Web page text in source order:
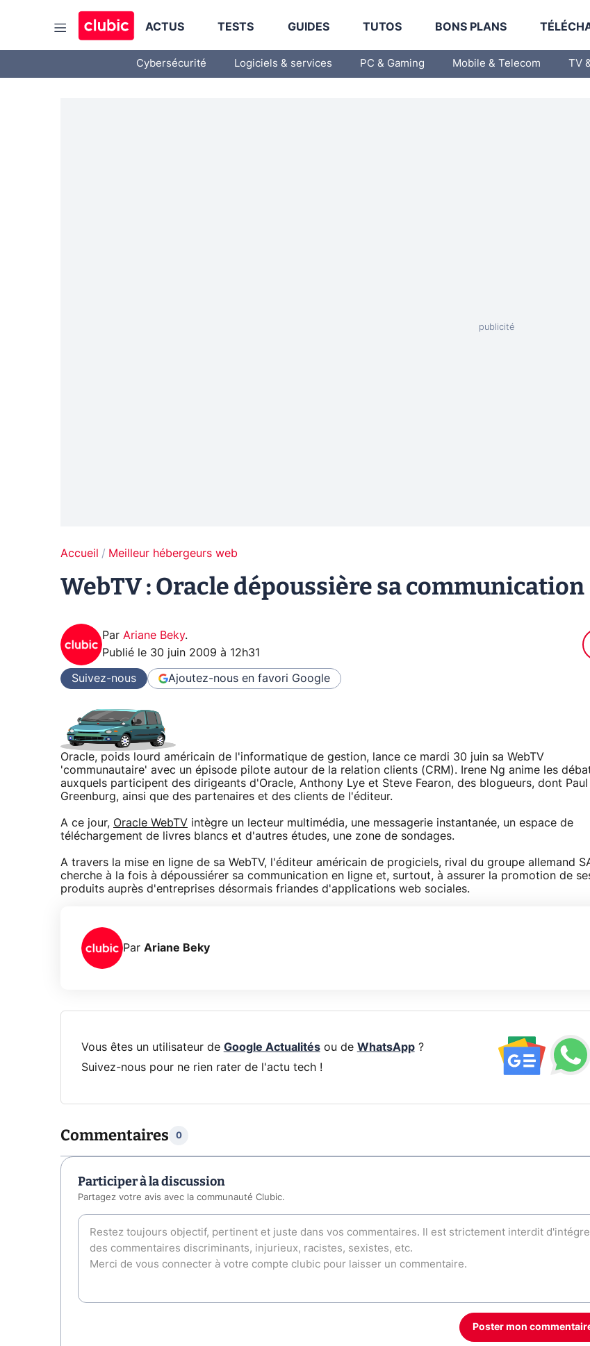
ACTUS TESTS GUIDES TUTOS BONS PLANS
Cybersécurité Logiciels & services PC & Gaming Mobile & Telecom TV
Accueil Meilleur hébergeurs web
WebTV : Oracle dépoussière sa communication
Par Ariane Beky.
Publié le 30 juin 2009 à 12h31
Suivez-nous Ajoutez-nous en favori Google
Oracle, poids lourd américain de l'informatique de gestion, lance ce mardi 30 juin sa WebTV
'communautaire' avec un épisode pilote autour de la relation clients (CRM). Irene Ng anime les
auxquels participent des dirigeants d'Oracle, Anthony Lye et Steve Fearon, des blogueurs, dont Paul
Greenburg, ainsi que des partenaires et des clients de l'éditeur.
A ce jour, Oracle WebTV intègre un lecteur multimédia, une messagerie instantanée, un espace de
téléchargement de livres blancs et d'autres études, une zone de sondages.
A travers la mise en ligne de sa WebTV, l'éditeur américain de progiciels, rival du groupe allemand
cherche à la fois à dépoussiérer sa communication en ligne et, surtout, à assurer la promotion de
produits auprès d'entreprises désormais friandes d'applications web sociales.
Par Ariane Beky
Vous êtes un utilisateur de Google Actualitésou de WhatsApp?
Suivez-nous pour ne rien rater de l'actu tech !
Commentaires 0
Participer à la discussion
Partagez votre avis avec la communauté Clubic.
Poster mon